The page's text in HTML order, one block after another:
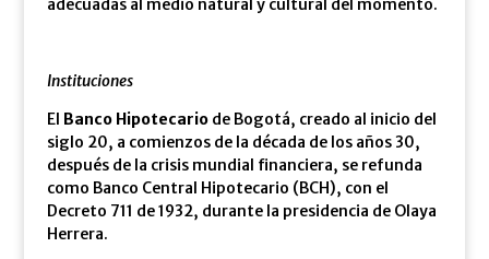
adecuadas al medio natural y cultural del momento.
Instituciones
El Banco Hipotecariode Bogotá, creado al inicio del
siglo 20, a comienzos de la década de los años 30,
después de la crisis mundial financiera, se refunda
como Banco Central Hipotecario (BCH), con el
Decreto 711 de 1932, durante la presidencia de Olaya
Herrera.